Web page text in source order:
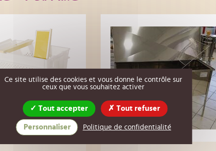
Ce site utilise des cookies et vous donne le contrôle sur
ceux que vous souhaitez activer
Tout accepter Tout refuser
Personnaliser Politique de confidentialité